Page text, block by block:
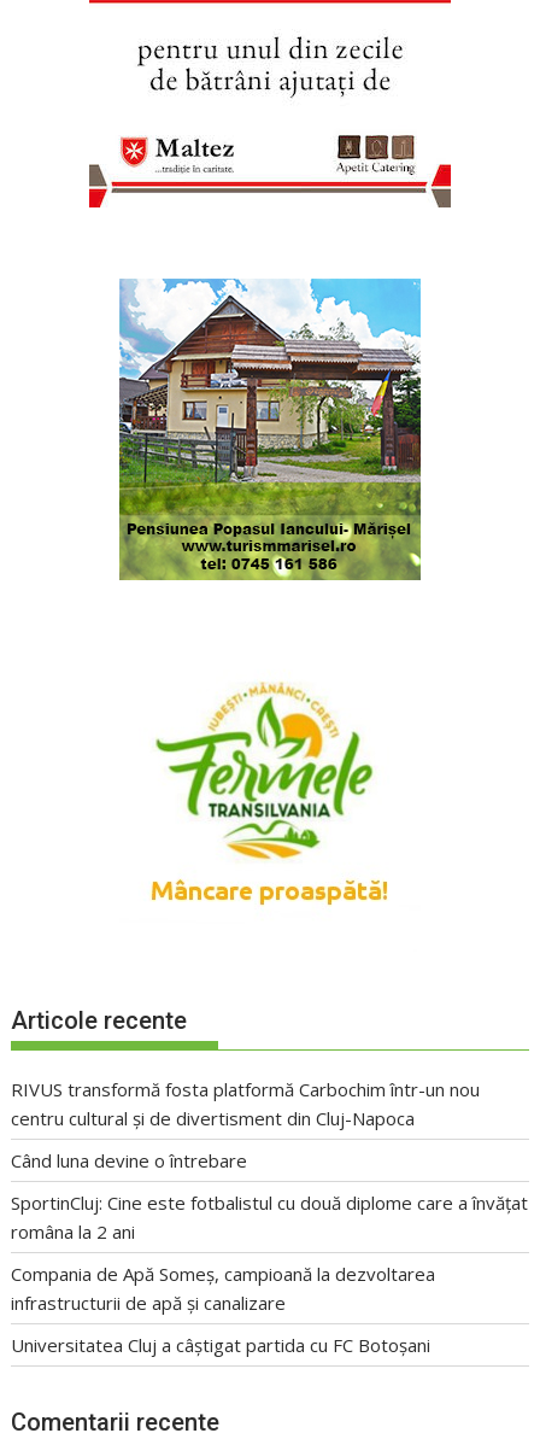
Articole recente
RIVUS transformă fosta platformă Carbochim într-un nou
centru cultural și de divertisment din Cluj-Napoca
Când luna devine o întrebare
SportinCluj: Cine este fotbalistul cu două diplome care a învățat
româna la 2 ani
Compania de Apă Someș, campioană la dezvoltarea
infrastructurii de apă și canalizare
Universitatea Cluj a câștigat partida cu FC Botoșani
Comentarii recente